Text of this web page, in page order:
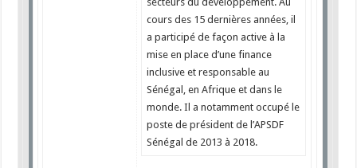
cours des 15 dernières années, il
a participé de façon active à la
mise en place d’une finance
inclusive et responsable au
Sénégal, en Afrique et dans le
monde. Il a notamment occupé le
poste de président de l’APSDF
Sénégal de 2013 à 2018.